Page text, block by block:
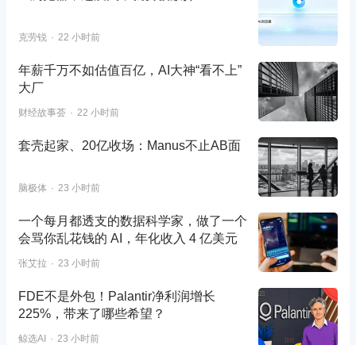
克劳锐 22 小时前
年薪千万不如估值百亿，AI大神“看不上”
大厂
财经故事荟 22 小时前
套壳起家、20亿收场：Manus不止AB面
脑极体 23 小时前
一个每月都透支的数据科学家，做了一个
会骂你乱花钱的 AI，年化收入 4 亿美元
张艾拉 23 小时前
FDE不是外包！Palantir净利润增长
225%，带来了哪些希望？
鲸选AI 23 小时前